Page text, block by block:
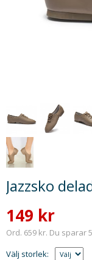
Jazzsko
149 kr
Ord. 659 kr. Du sparar
Välj storlek: